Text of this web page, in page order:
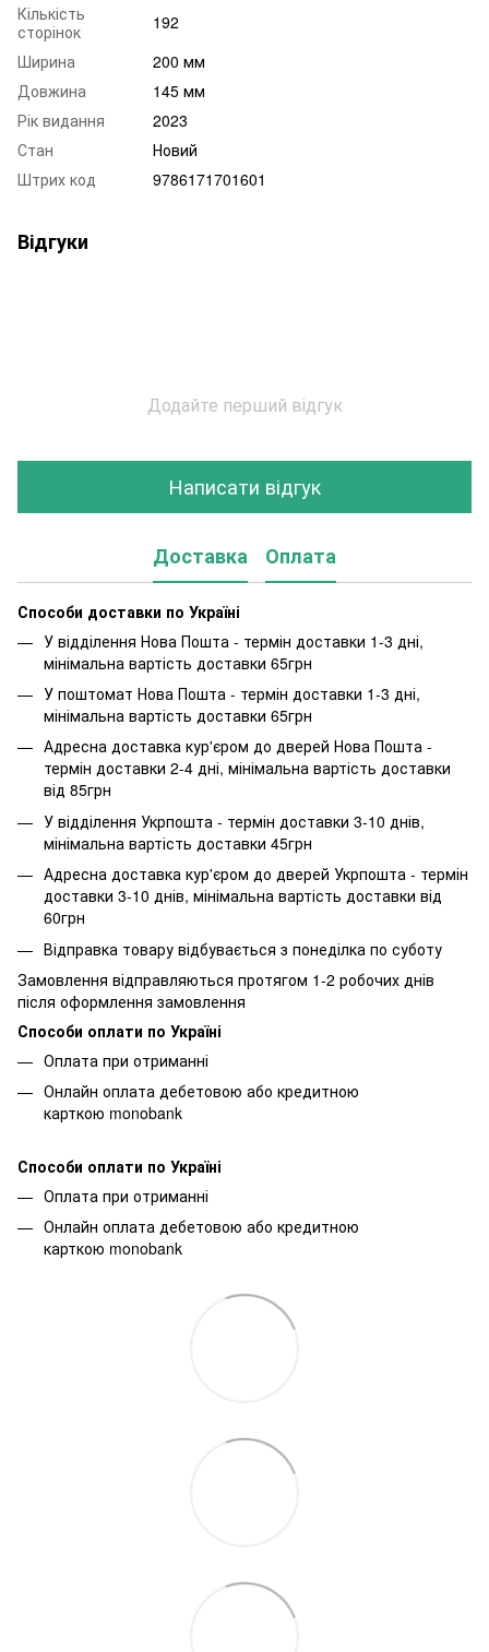
Кількість
сторінок
192
Ширина
200 мм
Довжина
145 мм
Рік видання
2023
Стан
Новий
Штрих код
9786171701601
Відгуки
Додайте перший відгук
Написати відгук
Доставка Оплата
Способи доставки по Україні
У відділення Нова Пошта - термін доставки 1-3 дні,
мінімальна вартість доставки 65грн
У поштомат Нова Пошта - термін доставки 1-3 дні,
мінімальна вартість доставки 65грн
Адресна доставка кур'єром до дверей Нова Пошта -
термін доставки 2-4 дні, мінімальна вартість доставки
від 85грн
У відділення Укрпошта - термін доставки 3-10 днів,
мінімальна вартість доставки 45грн
Адресна доставка кур'єром до дверей Укрпошта - термін
доставки 3-10 днів, мінімальна вартість доставки від
60грн
Відправка товару відбувається з понеділка по суботу
Замовлення відправляються протягом 1-2 робочих днів
після оформлення замовлення
Способи оплати по Україні
Оплата при отриманні
Онлайн оплата дебетовою або кредитною
карткою monobank
Способи оплати по Україні
Оплата при отриманні
Онлайн оплата дебетовою або кредитною
карткою monobank